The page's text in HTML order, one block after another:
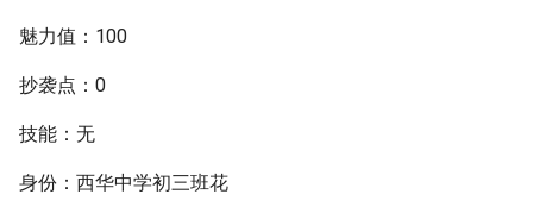
魅力值：100
抄袭点：0
技能：无
身份：西华中学初三班花